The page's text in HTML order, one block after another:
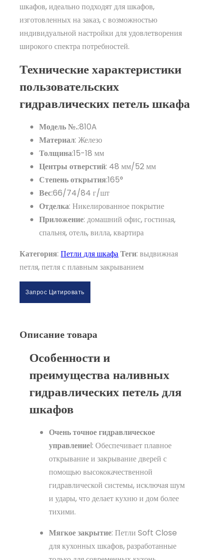
шкафов, идеально подходят для шкафов,
изготовленных на заказ, с возможностью
индивидуальной настройки для удовлетворения
широкого спектра потребностей.
Технические характеристики
пользовательских
гидравлических петель шкафа
Модель №.:810A
Материал: Железо
Толщина:15-18 мм
Центры отверстий: 48 мм/52 мм
Степень открытия:165°
Вес:66/74/84 г/шт
Отделка: Никелированное покрытие
Приложение: домашний офис, гостиная,
спальня, отель, вилла, квартира
Категория:Петли для шкафаТеги: выдвижная
петля, петля с плавным закрыванием
Запрос Цитировать
Описание товара
Особенности и
преимущества наливных
гидравлических петель для
шкафов
Очень точное гидравлическое
управлениеl: Обеспечивает плавное
открывание и закрывание дверей с
помощью высококачественной
гидравлической системы, исключая шум
и удары, что делает кухню и дом более
тихими.
Мягкое закрытие: Петли Soft Close
для кухонных шкафов, разработанные